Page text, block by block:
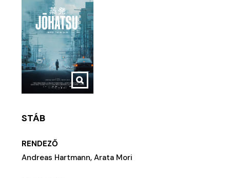
STÁB
RENDEZŐ
Andreas Hartmann, Arata Mori